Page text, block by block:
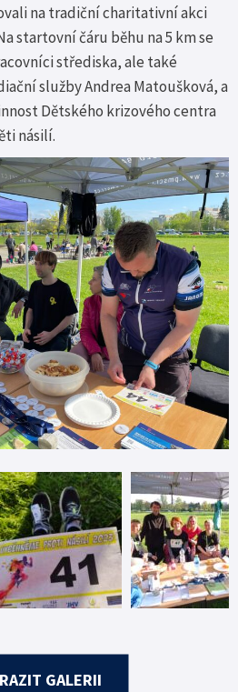
na tradiční charitativní akci
startovní čáru běhu na 5 km se
střediska, ale také
služby Andrea Matoušková, a
Dětského krizového centra
násilí.
GALERII